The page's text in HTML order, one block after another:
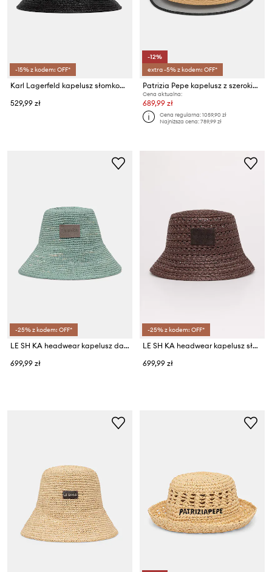
-15% z kodem: OFF*
Karl Lagerfeld kapelusz słomkowy damski K/AUTOGRAPH
529,99 zł
-12%
extra -5% z kodem: OFF*
Patrizia Pepe kapelusz z szerokim rondem damski pleciony
Cena aktualna:
689,99 zł
Cena regularna:1059,90 zł
Najniższa cena:789,99 zł
-25% z kodem: OFF*
LE SH KA headwear kapelusz damski pleciony Blue Bucket Hat
699,99 zł
-25% z kodem: OFF*
LE SH KA headwear kapelusz słomkowy damski z wiskozy Brown Bucket Hat
699,99 zł